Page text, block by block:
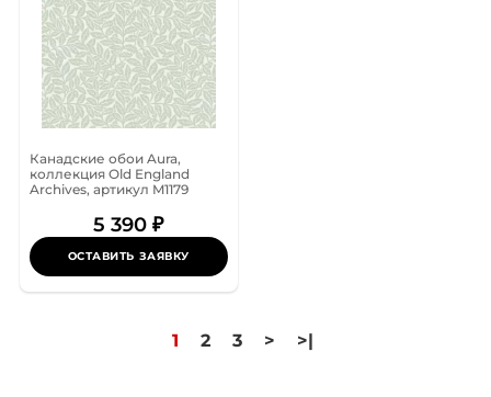
Канадские обои Aura,
коллекция Old England
Archives, артикул M1179
5 390 ₽
ОСТАВИТЬ ЗАЯВКУ
1 2 3 > >|